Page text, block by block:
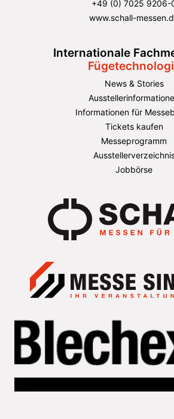
+49 (0) 7025 9206-
www.schall-
Internationale
News & Stories
Informationen für
Tickets kaufen
Messeprogramm
Jobbörse